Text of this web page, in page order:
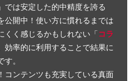
」では安定した的中精度を誇る
公開中！使い方に慣れるまでは
くく感じるかもしれない「コラ
効率的に利用することで結果に
。
コンテンツも充実している真面